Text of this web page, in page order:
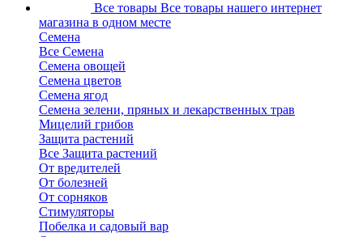
Все товары Все товары нашего интернет
магазина в одном месте
Семена
Все Семена
Семена овощей
Семена цветов
Семена ягод
Семена зелени, пряных и лекарственных трав
Мицелий грибов
Защита растений
Все Защита растений
От вредителей
От болезней
От сорняков
Стимуляторы
Побелка и садовый вар